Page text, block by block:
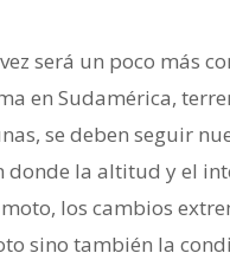
será un poco más
en Sudamérica,
se deben seguir
donde la altitud y el
los cambios
sino también la